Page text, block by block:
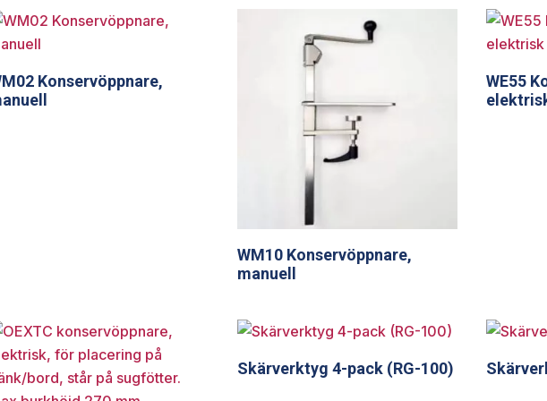
Konservöppnare,
WM10 Konservöppnare,
manuell
WE55
Skärverktyg 4-pack (RG-100)